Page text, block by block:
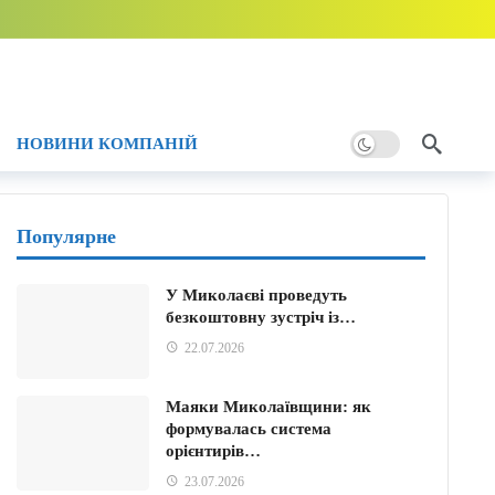
НОВИНИ КОМПАНІЙ
Популярне
У Миколаєві проведуть
безкоштовну зустріч із…
22.07.2026
Маяки Миколаївщини: як
формувалась система
орієнтирів…
23.07.2026